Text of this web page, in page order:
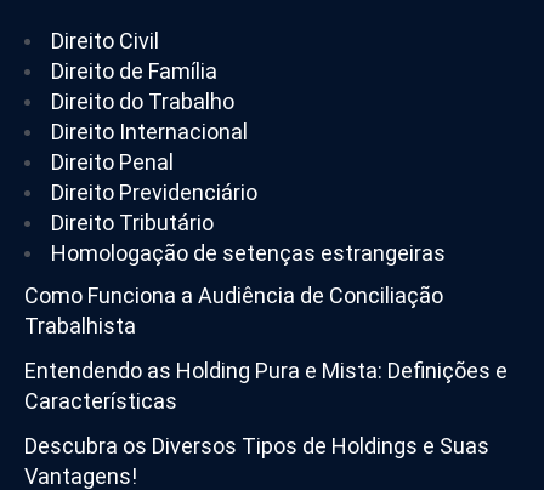
Direito Civil
Direito de Família
Direito do Trabalho
Direito Internacional
Direito Penal
Direito Previdenciário
Direito Tributário
Homologação de setenças estrangeiras
Como Funciona a Audiência de Conciliação
Trabalhista
Entendendo as Holding Pura e Mista: Definições e
Características
Descubra os Diversos Tipos de Holdings e Suas
Vantagens!